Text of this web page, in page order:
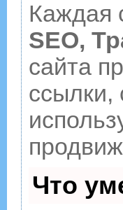
Каждая
SEO,
сайта
ссылки,
Что